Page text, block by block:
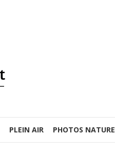
PLEIN AIR PHOTOS NATURE